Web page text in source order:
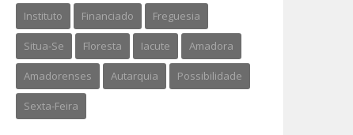
Instituto Financiado Freguesia
Situa-Se Floresta Iacute Amadora
Amadorenses Autarquia Possibilidade
Sexta-Feira